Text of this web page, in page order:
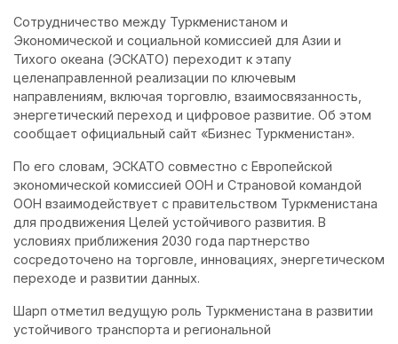
Сотрудничество между Туркменистаном и
Экономической и социальной комиссией для Азии и
Тихого океана (ЭСКАТО) переходит к этапу
целенаправленной реализации по ключевым
направлениям, включая торговлю, взаимосвязанность,
энергетический переход и цифровое развитие. Об этом
сообщает официальный сайт «Бизнес Туркменистан».
По его словам, ЭСКАТО совместно с Европейской
экономической комиссией ООН и Страновой командой
ООН взаимодействует с правительством Туркменистана
для продвижения Целей устойчивого развития. В
условиях приближения 2030 года партнерство
сосредоточено на торговле, инновациях, энергетическом
переходе и развитии данных.
Шарп отметил ведущую роль Туркменистана в развитии
устойчивого транспорта и региональной